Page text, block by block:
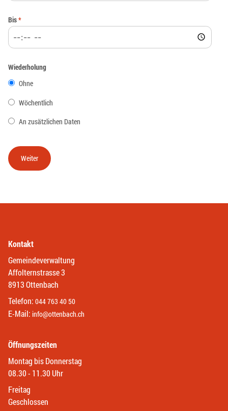
Bis*
Wiederholung
Ohne
Wöchentlich
An zusätzlichen Daten
Kontakt
Gemeindeverwaltung
Affolternstrasse 3
8913 Ottenbach
Telefon: 044 763 40 50
E-Mail: info@ottenbach.ch
Öffnungszeiten
Montag bis Donnerstag
08.30 - 11.30 Uhr
Freitag
Geschlossen